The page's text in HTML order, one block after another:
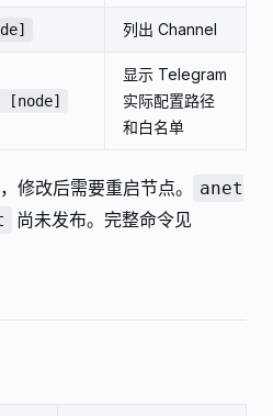
列出 Channel
[node]
显示 Telegram
实际配置路径
和白名单
修改后需要重启节点。
anet
尚未发布。完整命令见